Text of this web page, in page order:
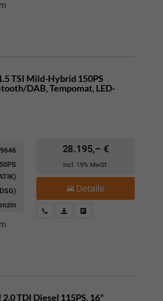
TSI Mild-Hybrid 150PS
DAB, Tempomat, LED-
28.195,– €
incl. 19% MwSt.
Details
Kostenloser Rückruf-Service
PDF-Datei, Fahrzeugexposé
TDI Diesel 115PS, 16"